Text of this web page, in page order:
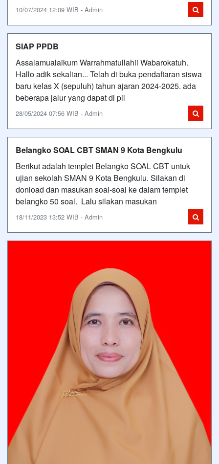
10/07/2024 12:09 WIB - Admin
SIAP PPDB
Assalamualaikum Warrahmatullahii Wabarokatuh.
Hallo adik sekalian... Telah di buka pendaftaran siswa
baru kelas X (sepuluh) tahun ajaran 2024-2025. ada
beberapa jalur yang dapat di pil
28/05/2024 07:56 WIB - Admin
Belangko SOAL CBT SMAN 9 Kota Bengkulu
Berikut adalah templet Belangko SOAL CBT untuk
ujian sekolah SMAN 9 Kota Bengkulu. Silakan di
donload dan masukan soal-soal ke dalam templet
belangko 50 soal. Lalu silakan masukan
18/11/2023 13:52 WIB - Admin